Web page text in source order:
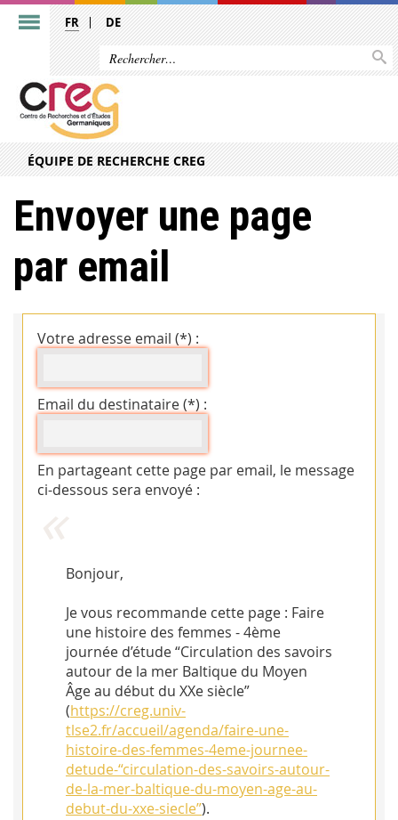
FR DE
ÉQUIPE DE RECHERCHE CREG
Envoyer une page
par email
Votre adresse email (*) :
Email du destinataire (*) :
En partageant cette page par email, le message
ci-dessous sera envoyé :
Bonjour,
Je vous recommande cette page : Faire
une histoire des femmes - 4ème
journée d’étude “Circulation des savoirs
autour de la mer Baltique du Moyen
Âge au début du XXe siècle”
(https://creg.univ-
tlse2.fr/accueil/agenda/faire-une-
histoire-des-femmes-4eme-journee-
detude-“circulation-des-savoirs-autour-
de-la-mer-baltique-du-moyen-age-au-
debut-du-xxe-siecle”).